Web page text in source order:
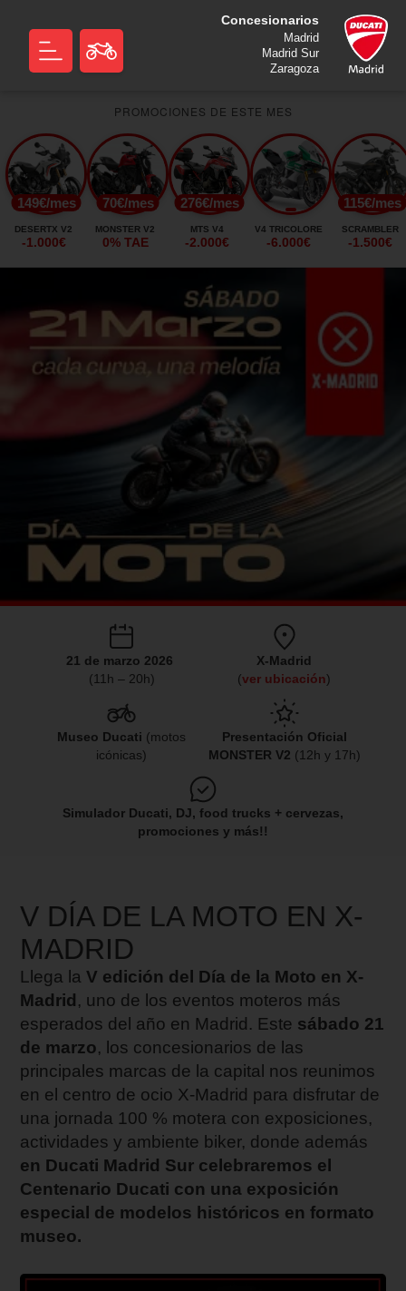
PROMOCIONES DE ESTE MES
149€/mes
DESERTX V2
-1.000€
70€/mes
MONSTER V2
0% TAE
276€/mes
MTS V4
-2.000€
V4 TRICOLORE
-6.000€
115€/mes
SCRAMBLER
-1.500€
Concesionarios
Madrid
Madrid Sur
Zaragoza
21 de marzo 2026
(11h – 20h)
X-Madrid
(ver ubicación)
Museo Ducati (motos
icónicas)
Presentación Oficial
MONSTER V2 (12h y 17h)
Simulador Ducati, DJ, food trucks + cervezas,
promociones y más!!
V DÍA DE LA MOTO EN X-
MADRID
Llega laV edición del Día de la Moto en X-
Madrid , uno de los eventos moteros más
esperados del año en Madrid. Este sábado 21
de marzo, los concesionarios de las
principales marcas de la capital nos reunimos
en el centro de ocio X-Madrid para disfrutar de
una jornada 100 % motera con exposiciones,
actividades y ambiente biker, donde además
en Ducati Madrid Sur celebraremos el
Centenario Ducati con una exposición
especial de modelos históricos en formato
museo.